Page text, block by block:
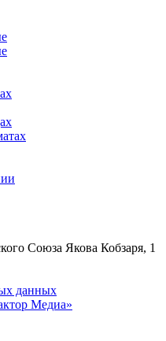
Союза Якова Кобзаря, 1
данных
Медиа»